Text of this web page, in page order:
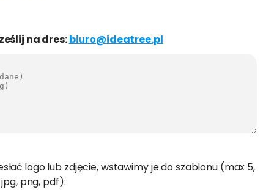
na dres:biuro@ideatree.pl
logo lub zdjęcie, wstawimy je do szablonu (max 5,
png, pdf):